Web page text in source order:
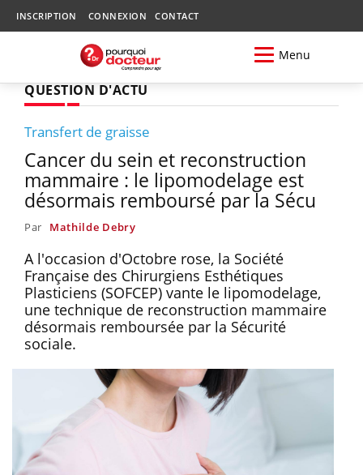
INSCRIPTION CONNEXION CONTACT
Menu
QUESTION D'ACTU
Transfert de graisse
Cancer du sein et reconstruction
mammaire : le lipomodelage est
désormais remboursé par la Sécu
Par Mathilde Debry
A l'occasion d'Octobre rose, la Société
Française des Chirurgiens Esthétiques
Plasticiens (SOFCEP) vante le lipomodelage,
une technique de reconstruction mammaire
désormais remboursée par la Sécurité
sociale.